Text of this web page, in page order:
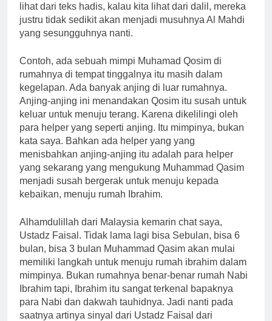
lihat dari teks hadis, kalau kita lihat dari dalil, mereka
justru tidak sedikit akan menjadi musuhnya Al Mahdi
yang sesungguhnya nanti.
Contoh, ada sebuah mimpi Muhamad Qosim di
rumahnya di tempat tinggalnya itu masih dalam
kegelapan. Ada banyak anjing di luar rumahnya.
Anjing-anjing ini menandakan Qosim itu susah untuk
keluar untuk menuju terang. Karena dikelilingi oleh
para helper yang seperti anjing. Itu mimpinya, bukan
kata saya. Bahkan ada helper yang yang
menisbahkan anjing-anjing itu adalah para helper
yang sekarang yang mengukung Muhammad Qasim
menjadi susah bergerak untuk menuju kepada
kebaikan, menuju rumah Ibrahim.
Alhamdulillah dari Malaysia kemarin chat saya,
Ustadz Faisal. Tidak lama lagi bisa Sebulan, bisa 6
bulan, bisa 3 bulan Muhammad Qasim akan mulai
memiliki langkah untuk menuju rumah ibrahim dalam
mimpinya. Bukan rumahnya benar-benar rumah Nabi
Ibrahim tapi, Ibrahim itu sangat terkenal bapaknya
para Nabi dan dakwah tauhidnya. Jadi nanti pada
saatnya artinya sinyal dari Ustadz Faisal dari